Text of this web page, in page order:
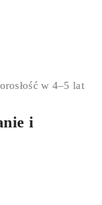
w 4–5 lat
i